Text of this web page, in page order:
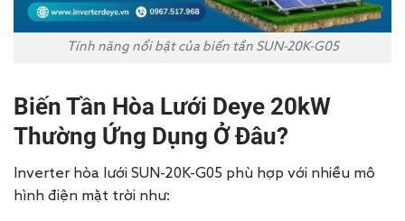
Tính năng nổi bật của biến tần SUN-20K-G05
Biến Tần Hòa Lưới Deye 20kW
Thường Ứng Dụng Ở Đâu?
Inverter hòa lưới SUN-20K-G05 phù hợp với nhiều mô
hình điện mặt trời như: